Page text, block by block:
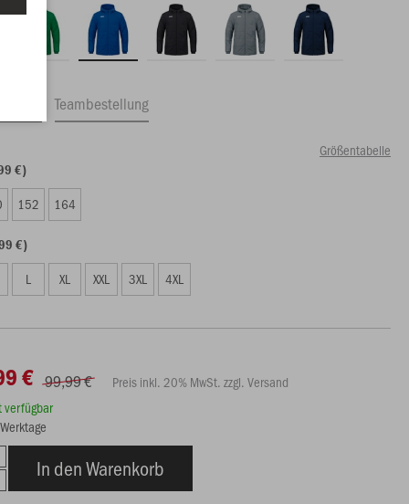
Teambestellung
Größentabelle
€)
152 164
€)
L XL XXL 3XL 4XL
€ 99,99 €
Preis inkl. 20% MwSt. zzgl. Versand
verfügbar
In den Warenkorb